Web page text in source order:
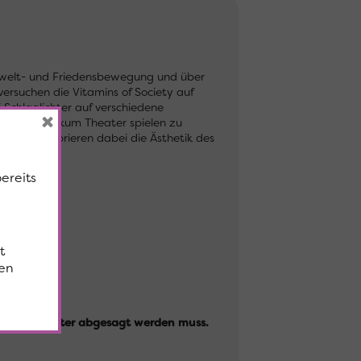
und Friedensbewegung und über
die Vitamins of Society auf
auf verschiedene
vor Publikum Theater spielen zu
und zelebrieren dabei die Ästhetik des
abgesagt werden muss.
×